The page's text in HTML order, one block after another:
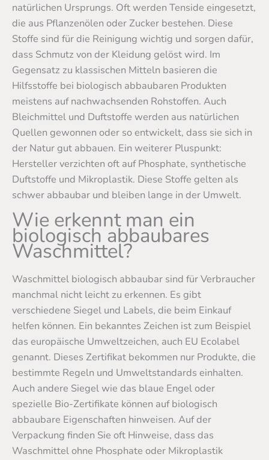
natürlichen Ursprungs. Oft werden Tenside eingesetzt,
die aus Pflanzenölen oder Zucker bestehen. Diese
Stoffe sind für die Reinigung wichtig und sorgen dafür,
dass Schmutz von der Kleidung gelöst wird. Im
Gegensatz zu klassischen Mitteln basieren die
Hilfsstoffe bei biologisch abbaubaren Produkten
meistens auf nachwachsenden Rohstoffen. Auch
Bleichmittel und Duftstoffe werden aus natürlichen
Quellen gewonnen oder so entwickelt, dass sie sich in
der Natur gut abbauen. Ein weiterer Pluspunkt:
Hersteller verzichten oft auf Phosphate, synthetische
Duftstoffe und Mikroplastik. Diese Stoffe gelten als
schwer abbaubar und bleiben lange in der Umwelt.
Wie erkennt man ein
biologisch abbaubares
Waschmittel?
Waschmittel biologisch abbaubar sind für Verbraucher
manchmal nicht leicht zu erkennen. Es gibt
verschiedene Siegel und Labels, die beim Einkauf
helfen können. Ein bekanntes Zeichen ist zum Beispiel
das europäische Umweltzeichen, auch EU Ecolabel
genannt. Dieses Zertifikat bekommen nur Produkte, die
bestimmte Regeln und Umweltstandards einhalten.
Auch andere Siegel wie das blaue Engel oder
spezielle Bio-Zertifikate können auf biologisch
abbaubare Eigenschaften hinweisen. Auf der
Verpackung finden Sie oft Hinweise, dass das
Waschmittel ohne Phosphate oder Mikroplastik